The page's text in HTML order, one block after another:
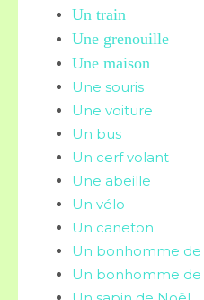
Un train
Une grenouille
Une maison
Une souris
Une voiture
Un bus
Un cerf volant
Une abeille
Un vélo
Un caneton
Un bonhomme de
Un bonhomme de